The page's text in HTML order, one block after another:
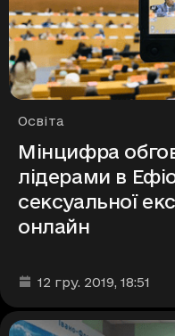
Рубрики
Освіта
Мінцифра
лідерами в
сексуальної
онлайн
Дата та час публікації
12 гру. 2019, 18:51